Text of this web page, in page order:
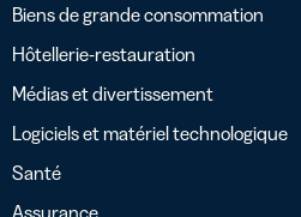
Biens de grande consommation
Hôtellerie-restauration
Médias et divertissement
Logiciels et matériel technologique
Santé
Assurance